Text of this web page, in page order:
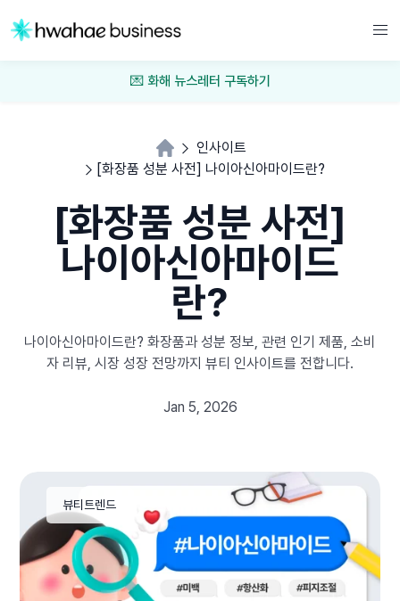
💌 화해 뉴스레터 구독하기
인사이트
[화장품 성분 사전] 나이아신아마이드란?
[화장품 성분 사전]
나이아신아마이드
란?
나이아신아마이드란? 화장품과 성분 정보, 관련 인기 제품, 소비
자 리뷰, 시장 성장 전망까지 뷰티 인사이트를 전합니다.
Jan 5, 2026
뷰티트렌드